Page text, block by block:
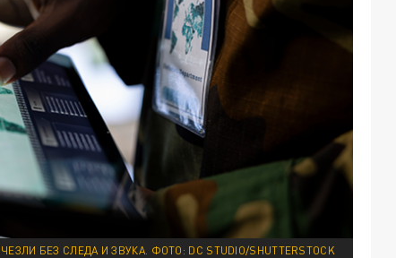
БЕЗ СЛЕДА И ЗВУКА. ФОТО: DC STUDIO/SHUTTERSTOCK